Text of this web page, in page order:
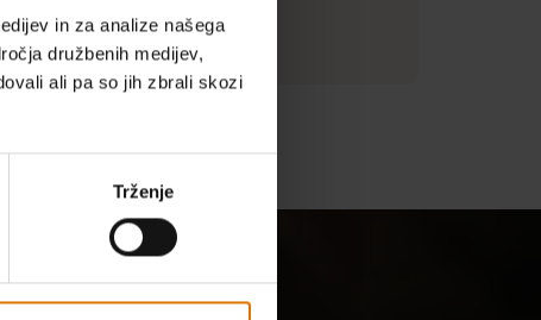
in za analize našega
družbenih medijev,
ali pa so jih zbrali skozi
Trženje